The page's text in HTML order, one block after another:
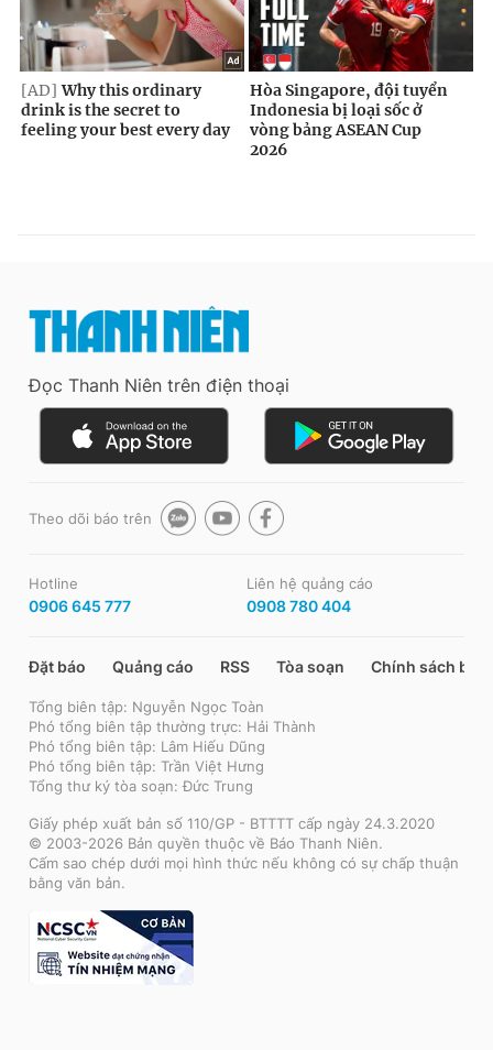
Đọc Thanh Niên trên điện thoại
Theo dõi báo trên
Hotline
0906 645 777
Liên hệ quảng cáo
0908 780 404
Đặt báo Quảng cáo RSS Tòa soạn Chính sách bảo
Tổng biên tập: Nguyễn Ngọc Toàn
Phó tổng biên tập thường trực: Hải Thành
Phó tổng biên tập: Lâm Hiếu Dũng
Phó tổng biên tập: Trần Việt Hưng
Tổng thư ký tòa soạn: Đức Trung
Giấy phép xuất bản số 110/GP - BTTTT cấp ngày 24.3.2020
© 2003-2026 Bản quyền thuộc về Báo Thanh Niên.
Cấm sao chép dưới mọi hình thức nếu không có sự chấp thuận
bằng văn bản.